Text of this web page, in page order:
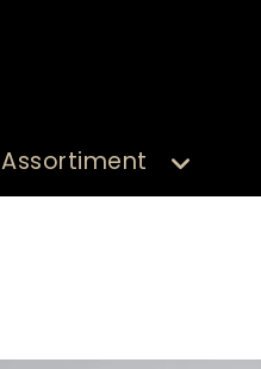
Assortiment